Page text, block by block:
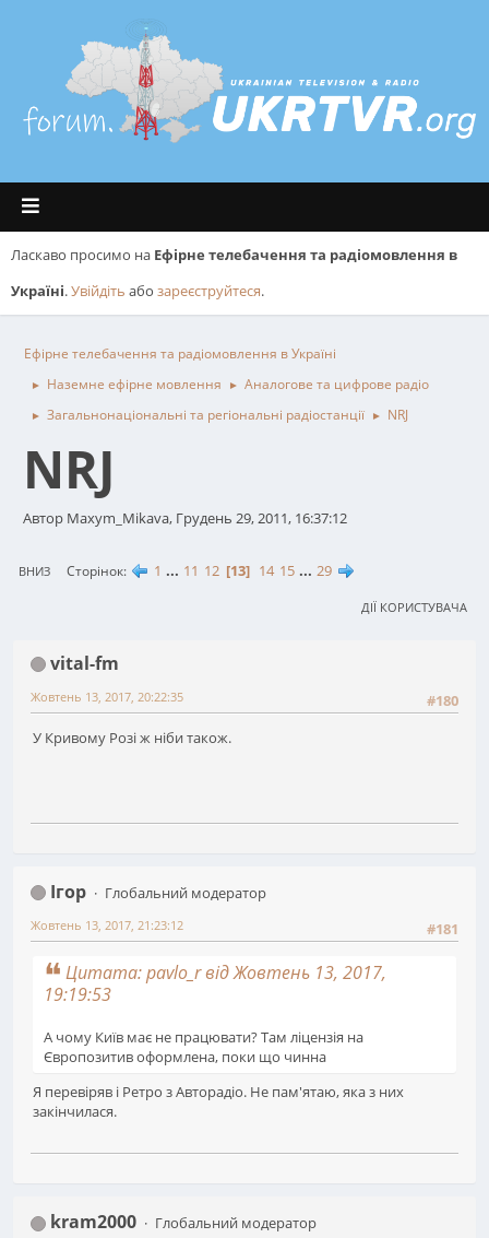
Ласкаво просимо на Ефірне телебачення та радіомовлення в
Україні.Увійдіть або зареєструйтеся.
Ефірне телебачення та радіомовлення в Україні
► Наземне ефірне мовлення ► Аналогове та цифрове радіо
► Загальнонаціональні та регіональні радіостанції ► NRJ
NRJ
Автор Maxym_Mikava, Грудень 29, 2011, 16:37:12
ВНИЗ Сторінок 1 ... 11 12 13 14 15 ... 29
ДІЇ КОРИСТУВАЧА
vital-fm
#180
Жовтень 13, 2017, 20:22:35
У Кривому Розі ж ніби також.
Ігор
Глобальний модератор
#181
Жовтень 13, 2017, 21:23:12
Цитата: pavlo_r від Жовтень 13, 2017,
19:19:53
А чому Київ має не працювати? Там ліцензія на
Європозитив оформлена, поки що чинна
Я перевіряв і Ретро з Авторадіо. Не пам'ятаю, яка з них
закінчилася.
kram2000
Глобальний модератор